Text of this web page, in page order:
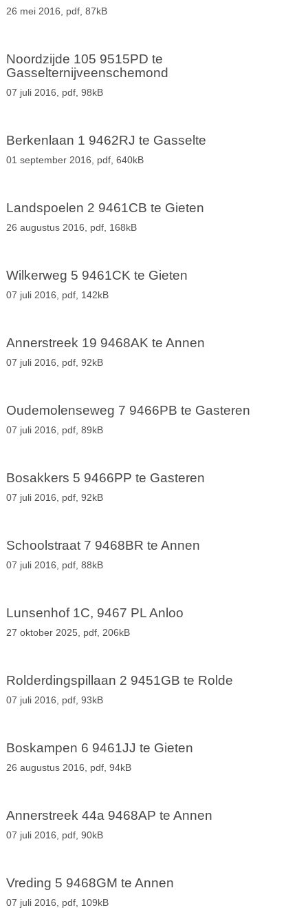
26 mei 2016, pdf, 87kB
Noordzijde 105 9515PD te
Gasselternijveenschemond
07 juli 2016, pdf, 98kB
Berkenlaan 1 9462RJ te Gasselte
01 september 2016, pdf, 640kB
Landspoelen 2 9461CB te Gieten
26 augustus 2016, pdf, 168kB
Wilkerweg 5 9461CK te Gieten
07 juli 2016, pdf, 142kB
Annerstreek 19 9468AK te Annen
07 juli 2016, pdf, 92kB
Oudemolenseweg 7 9466PB te Gasteren
07 juli 2016, pdf, 89kB
Bosakkers 5 9466PP te Gasteren
07 juli 2016, pdf, 92kB
Schoolstraat 7 9468BR te Annen
07 juli 2016, pdf, 88kB
Lunsenhof 1C, 9467 PL Anloo
27 oktober 2025, pdf, 206kB
Rolderdingspillaan 2 9451GB te Rolde
07 juli 2016, pdf, 93kB
Boskampen 6 9461JJ te Gieten
26 augustus 2016, pdf, 94kB
Annerstreek 44a 9468AP te Annen
07 juli 2016, pdf, 90kB
Vreding 5 9468GM te Annen
07 juli 2016, pdf, 109kB